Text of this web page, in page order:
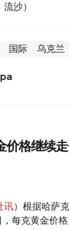
沙）
国际 乌克兰
价格继续
讯）根据哈萨
每克黄金价格